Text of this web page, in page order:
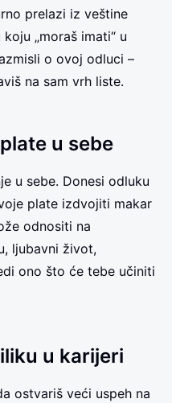
prelazi iz veštine
„moraš imati“ u
o ovoj odluci –
na sam vrh liste.
u sebe
u sebe. Donesi odluku
plate izdvojiti makar
odnositi na
ljubavni život,
ono što će tebe učiniti
u karijeri
ostvariš veći uspeh na